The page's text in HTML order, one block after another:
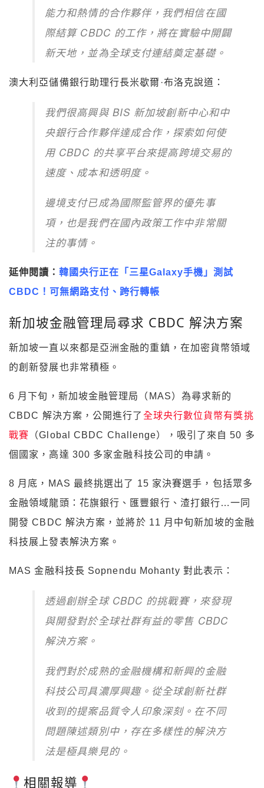
能力和熱情的合作夥伴，我們相信在國
際結算 CBDC 的工作，將在實驗中開闢
新天地，並為全球支付連結奠定基礎。
澳大利亞儲備銀行助理行長米歇爾·布洛克說道：
我們很高興與 BIS 新加坡創新中心和中
央銀行合作夥伴達成合作，探索如何使
用 CBDC 的共享平台來提高跨境交易的
速度、成本和透明度。
邊境支付已成為國際監管界的優先事
項，也是我們在國內政策工作中非常關
注的事情。
延伸閱讀： 韓國央行正在「三星Galaxy手機」測試
CBDC！可無網路支付、跨行轉帳
新加坡金融管理局尋求 CBDC 解決方案
新加坡一直以來都是亞洲金融的重鎮，在加密貨幣領域
的創新發展也非常積極。
6 月下旬，新加坡金融管理局（MAS）為尋求新的
CBDC 解決方案，公開進行了 全球央行數位貨幣有獎挑
戰賽 （Global CBDC Challenge），吸引了來自 50 多
個國家，高達 300 多家金融科技公司的申請。
8 月底，MAS 最終挑選出了 15 家決賽選手，包括眾多
金融領域龍頭：花旗銀行、匯豐銀行、渣打銀行…一同
開發 CBDC 解決方案，並將於 11 月中旬新加坡的金融
科技展上發表解決方案。
MAS 金融科技長 Sopnendu Mohanty 對此表示：
透過創辦全球 CBDC 的挑戰賽，來發現
與開發對於全球社群有益的零售 CBDC
解決方案。
我們對於成熟的金融機構和新興的金融
科技公司具濃厚興趣。從全球創新社群
收到的提案品質令人印象深刻。在不同
問題陳述類別中，存在多樣性的解決方
法是極具樂見的。
相關報導